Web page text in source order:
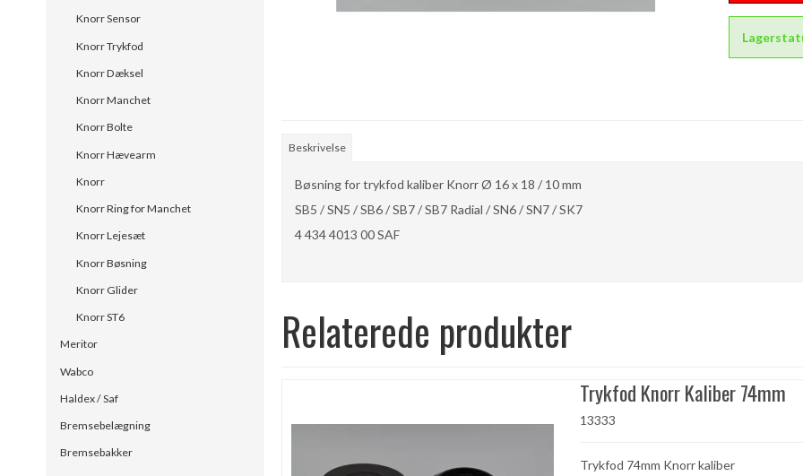
Knorr Sensor
Knorr Trykfod
Knorr Dæksel
Knorr Manchet
Knorr Bolte
Knorr Hævearm
Knorr
Knorr Ring for Manchet
Knorr Lejesæt
Knorr Bøsning
Knorr Glider
Knorr ST6
Meritor
Wabco
Haldex / Saf
Bremsebelægning
Bremsebakker
Beskrivelse
Bøsning for trykfod kaliber Knorr Ø 16 x 18 / 10 mm
SB5 / SN5 / SB6 / SB7 / SB7 Radial / SN6 / SN7 / SK7
4 434 4013 00 SAF
Relaterede produkter
Trykfod Knorr Kaliber 74mm
13333
Trykfod 74mm Knorr kaliber